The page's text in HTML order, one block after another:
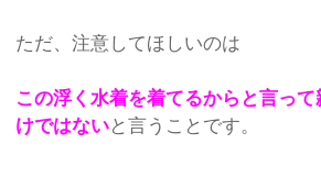
ただ、注意してほしいのは
この浮く水着を着てるからと言っ
けではないと言うことです。